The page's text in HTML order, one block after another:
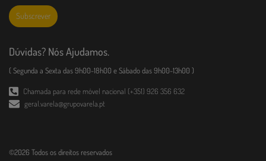
Subscrever
Dúvidas? Nós Ajudamos.
( Segunda a Sexta das 9h00-18h00 e Sábado das 9h00-13h00 )
Chamada para rede móvel nacional (+351) 926 356 632
geral.varela@grupovarela.pt
©2026 Todos os direitos reservados